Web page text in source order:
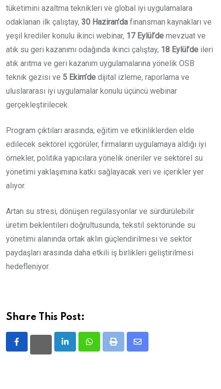
tüketimini azaltma teknikleri ve global iyi uygulamalara
odaklanan ilk çalıştay, 30 Haziran’da finansman kaynakları ve
yeşil krediler konulu ikinci webinar, 17 Eylül’de mevzuat ve
atık su geri kazanımı odağında ikinci çalıştay, 18 Eylül’de ileri
atık arıtma ve geri kazanım uygulamalarına yönelik OSB
teknik gezisi ve 5 Ekim’de dijital izleme, raporlama ve
uluslararası iyi uygulamalar konulu üçüncü webinar
gerçekleştirilecek.
Program çıktıları arasında; eğitim ve etkinliklerden elde
edilecek sektörel içgörüler, firmaların uygulamaya aldığı iyi
örnekler, politika yapıcılara yönelik öneriler ve sektörel su
yönetimi yaklaşımına katkı sağlayacak veri ve içerikler yer
alıyor.
Artan su stresi, dönüşen regülasyonlar ve sürdürülebilir
üretim beklentileri doğrultusunda, tekstil sektöründe su
yönetimi alanında ortak aklın güçlendirilmesi ve sektör
paydaşları arasında daha etkili iş birlikleri geliştirilmesi
hedefleniyor.
Share This Post:
LinkedInWhatsappPrint
Share